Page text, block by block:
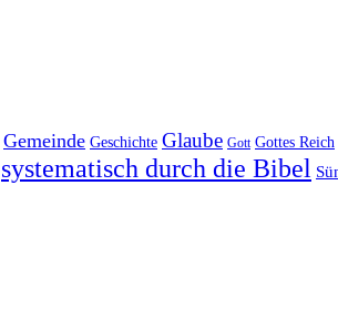
Gemeinde Geschichte Glaube Gott Gottes Reich
systematisch durch die Bibel